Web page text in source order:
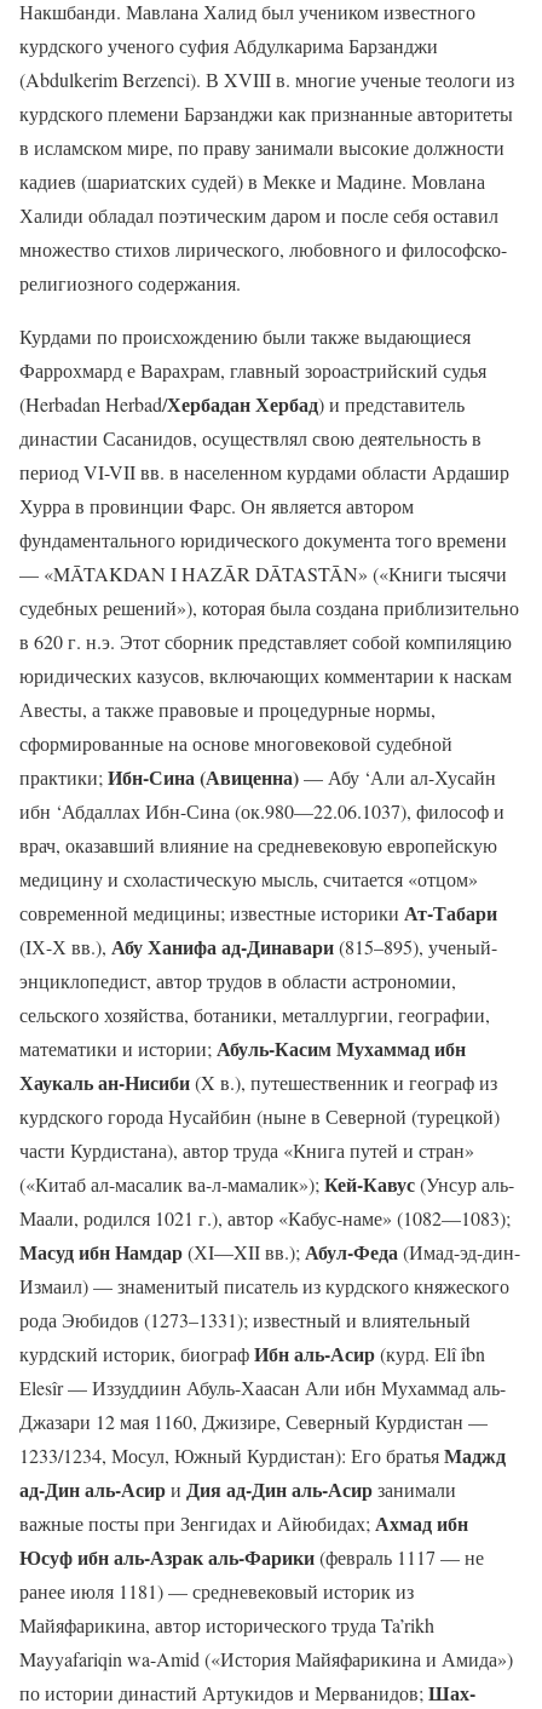
Накшбанди. Мавлана Халид был учеником известного
курдского ученого суфия Абдулкарима Барзанджи
(Abdulkerim Berzenci). В XVIII в. многие ученые теологи из
курдского племени Барзанджи как признанные авторитеты
в исламском мире, по праву занимали высокие должности
кадиев (шариатских судей) в Мекке и Мадине. Мовлана
Халиди обладал поэтическим даром и после себя оставил
множество стихов лирического, любовного и философско-
религиозного содержания.
Курдами по происхождению были также выдающиеся
Фаррохмард е Варахрам, главный зороастрийский судья
(Herbadan Herbad/Хербадан Хербад) и представитель
династии Сасанидов, осуществлял свою деятельность в
период VI-VII вв. в населенном курдами области Ардашир
Хурра в провинции Фарс. Он является автором
фундаментального юридического документа того времени
— «MĀTAKDAN I HAZĀR DĀTASTĀN» («Книги тысячи
судебных решений»), которая была создана приблизительно
в 620 г. н.э. Этот сборник представляет собой компиляцию
юридических казусов, включающих комментарии к наскам
Авесты, а также правовые и процедурные нормы,
сформированные на основе многовековой судебной
практики; Ибн-Сина (Авиценна)— Абу ‘Али ал-Хусайн
ибн ‘Абдаллах Ибн-Сина (ок.980—22.06.1037), философ и
врач, оказавший влияние на средневековую европейскую
медицину и схоластическую мысль, считается «отцом»
современной медицины; известные историки Ат-Табари
(IХ-Х вв.), Абу Ханифа ад-Динавари(815–895), ученый-
энциклопедист, автор трудов в области астрономии,
сельского хозяйства, ботаники, металлургии, географии,
математики и истории; Абуль-Касим Мухаммад ибн
Хаукаль ан-Нисиби(X в.), путешественник и географ из
курдского города Нусайбин (ныне в Северной (турецкой)
части Курдистана), автор труда «Книга путей и стран»
(«Китаб ал-масалик ва-л-мамалик»); Кей-Кавус(Унсур аль-
Маали, родился 1021 г.), автор «Кабус-наме» (1082—1083);
Масуд ибн Намдар(ХI—XII вв.); Абул-Феда(Имад-эд-дин-
Измаил) — знаменитый писатель из курдского княжеского
рода Эюбидов (1273–1331); известный и влиятельный
курдский историк, биографИбн аль-Асир(курд. Elî îbn
Elesîr — Иззуддиин Абуль-Хаасан Али ибн Мухаммад аль-
Джазари 12 мая 1160, Джизире, Северный Курдистан —
1233/1234, Мосул, Южный Курдистан): Его братьяМаджд
ад-Дин аль-Асири Дия ад-Дин аль-Асирзанимали
важные посты при Зенгидах и Айюбидах; Ахмад ибн
Юсуф ибн аль-Азрак аль-Фарики(февраль 1117 — не
ранее июля 1181) — средневековый историк из
Майяфарикина, автор исторического труда Ta’rikh
Mayyafariqin wa-Amid («История Майяфарикина и Амида»)
по истории династий Артукидов и Мерванидов; Шах-